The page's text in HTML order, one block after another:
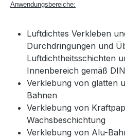
Anwendungsbereiche:
Luftdichtes Verkleben
Durchdringungen und
Luftdichtheitsschichten
Innenbereich gemäß
Verklebung von glatten
Bahnen
Verklebung von
Wachsbeschichtung
Verklebung von Alu-